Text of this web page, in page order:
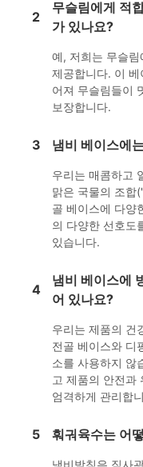
2
무슬림에게 적
가 있나요?
예, 저희는 무슬
제공합니다. 이
어져 무슬림들이
보장합니다.
3 냄비 베이스에
우리는 매콤하고
맑은 국물의 조합
골 베이스에 다양
의 다양한 선호도
있습니다.
4
냄비 베이스에
어 있나요?
우리는 제품의 건
전골 베이스와 디
소를 사용하지 않
고 제품의 안전과
엄격하게 관리합
5 훠궈육수는 어
냄비받침은 직사